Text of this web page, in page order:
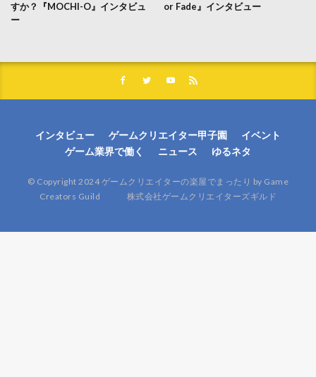
すか？『MOCHI-O』インタビュ
ー
or Fade』インタビュー
インタビュー ゲームクリエイター甲子園
イベント
ゲーム業界で働く
ニュース ゆるネタ
© Copyright 2024 ゲームクリエイターの楽屋でまったり by Game
Creators Guild 株式会社ゲームクリエイターズギルド